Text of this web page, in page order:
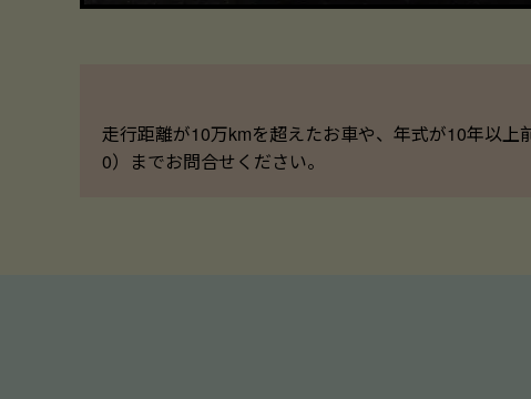
走行距離が10万kmを超えたお車や、年式が10年以
0）までお問合せください。